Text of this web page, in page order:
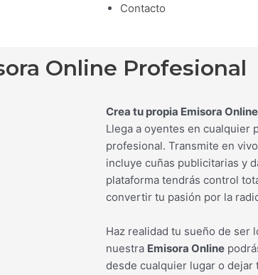
Contacto
Online Profesional
Crea tu propia Emisora
Llega a oyentes en cualquier
profesional. Transmite en
incluye cuñas publicitarias y
plataforma tendrás control
convertir tu pasión por la
Haz realidad tu sueño de ser
nuestra Emisora Online
desde cualquier lugar o dejar